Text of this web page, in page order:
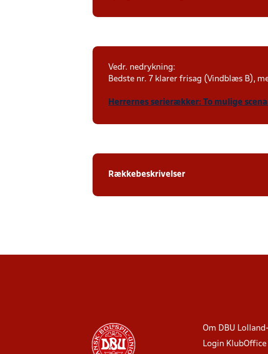
Vedr. nedrykning:
Bedste nr. 7 klarer frisag (Vindblæs B),
Herrernes serierækker: To mulige
Rækkebeskrivelser
Om DBU
Login KlubOffice